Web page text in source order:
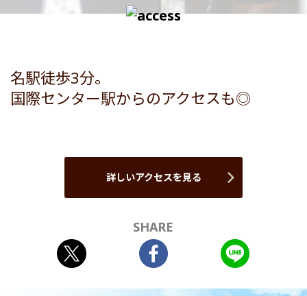
名駅徒歩3分。
国際センター駅からのアクセスも◎
詳しいアクセスを見る
SHARE